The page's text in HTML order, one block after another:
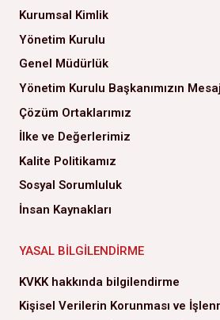
Kurumsal Kimlik
Yönetim Kurulu
Genel Müdürlük
Yönetim Kurulu Başkanımızın
Çözüm Ortaklarımız
İlke ve Değerlerimiz
Kalite Politikamız
Sosyal Sorumluluk
İnsan Kaynakları
YASAL BILGILENDIRME
KVKK hakkında bilgilendirme
Kişisel Verilerin Korunması ve